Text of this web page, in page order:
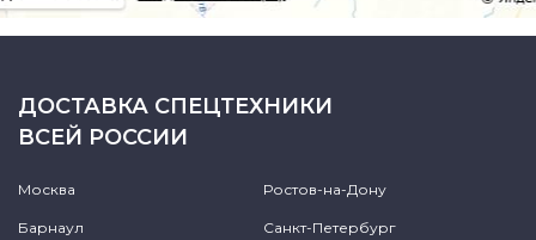
ДОСТАВКА СПЕЦТЕХНИКИ
ВСЕЙ РОССИИ
Москва Ростов-на-Дону
Барнаул Санкт-Петербург